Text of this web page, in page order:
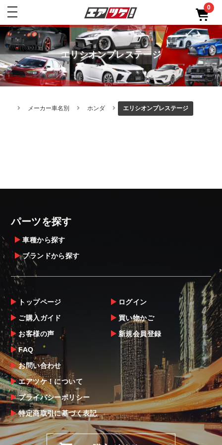
toggle
0
エリシオンプレステージ
メーカー車名別 ホンダ エリシオンプレステージ
パーツを探す
車種から探す
ブランドから探す
トップページ
ご購入ガイド
お客様の声
FAQ
お問い合わせ
エアツケ！について
プライバシーポリシー
特定商取引に基づく表記
ログイン
買い物かご
新規会員登録